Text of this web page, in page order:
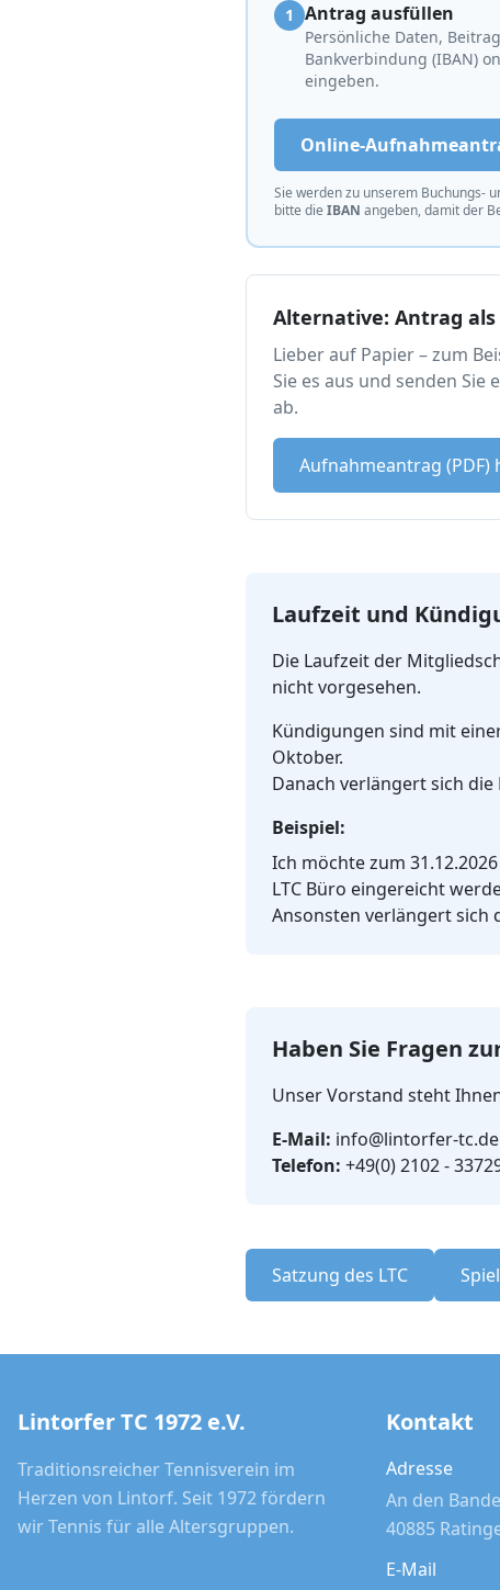
1 Antrag ausfüllen
Persönliche Daten,
Bankverbindung (IBAN)
eingeben.
Online-
Sie werden zu unserem Buchungs-
bitte die IBAN angeben, damit der
Alternative: Antrag als
Lieber auf Papier – zum
Sie es aus und senden Sie
ab.
Aufnahmeantrag (PDF)
Laufzeit und
Die Laufzeit der
nicht vorgesehen.
Kündigungen sind mit
Oktober.
Danach verlängert sich
Beispiel:
Ich möchte zum
LTC Büro eingereicht
Ansonsten verlängert sich
Haben Sie Fragen
Unser Vorstand steht
E-Mail: info@lintorfer-tc.de
Telefon: +49(0) 2102 -
Satzung des LTC
Lintorfer TC 1972 e.V.
Traditionsreicher Tennisverein im
Herzen von Lintorf. Seit 1972 fördern
wir Tennis für alle Altersgruppen.
Kontakt
Adresse
An den
40885
E-Mail